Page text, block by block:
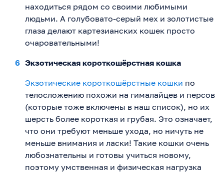
находиться рядом со своими любимыми
людьми. А голубовато-серый мех и золотистые
глаза делают картезианских кошек просто
очаровательными!
Экзотическая короткошёрстная кошка
Экзотические короткошёрстные кошки по
телосложению похожи на гималайцев и персов
(которые тоже включены в наш список), но их
шерсть более короткая и грубая. Это означает,
что они требуют меньше ухода, но ничуть не
меньше внимания и ласки! Такие кошки очень
любознательны и готовы учиться новому,
поэтому умственная и физическая нагрузка